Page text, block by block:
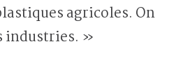
agricoles. On
industries. »